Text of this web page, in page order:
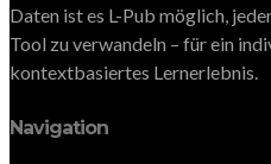
Daten ist es L-Pub möglich,
Tool zu verwandeln – für ein
kontextbasiertes Lernerlebnis.
Navigation